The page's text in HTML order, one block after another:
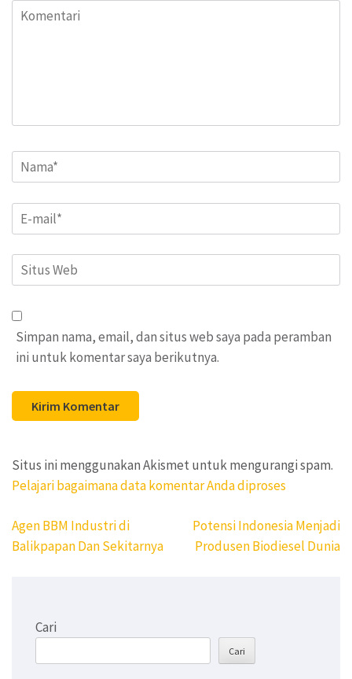
Komentari
Name*
Email*
Situs
Web
Simpan nama, email, dan situs web saya pada peramban
ini untuk komentar saya berikutnya.
Situs ini menggunakan Akismet untuk mengurangi spam.
Pelajari bagaimana data komentar Anda diproses
Navigasi
pos
Agen BBM Industri di
Balikpapan Dan Sekitarnya
Potensi Indonesia Menjadi
Produsen Biodiesel Dunia
Cari
Cari